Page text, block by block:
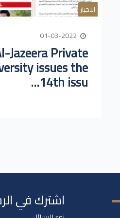
الاخبار
Jazeera Private
issues the
14th issu...
اشترك في